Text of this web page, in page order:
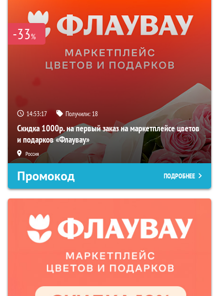
-33%
14:53:16 Получили: 18
Скидка 1000р. на первый заказ на маркетплейсе цветов
и подарков «Флаувау»
Россия
Промокод ПОДРОБНЕЕ